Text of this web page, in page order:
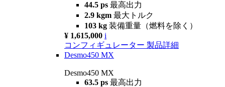
44.5 ps 最高出力
2.9 kgm 最大トルク
103 kg 装備重量（燃料を除く）
¥ 1,615,000 i
コンフィギュレーター 製品詳細
Desmo450 MX
Desmo450 MX
63.5 ps 最高出力